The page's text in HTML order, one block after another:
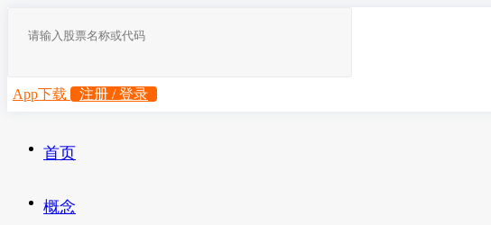
App下载 注册 / 登录
首页
概念